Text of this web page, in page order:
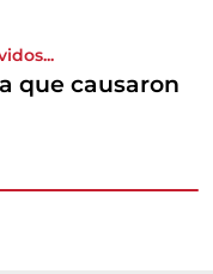
que causaron